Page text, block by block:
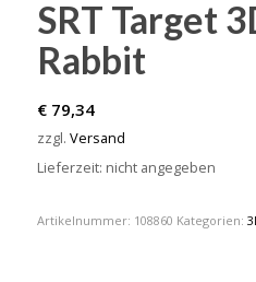
SRT Target
Rabbit
€79,34
zzgl. Versand
Lieferzeit: nicht angegeben
Artikelnummer: 108860 Kategorien: